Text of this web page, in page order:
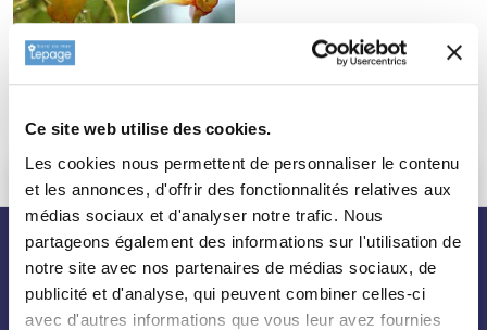
Ce site web utilise des cookies.
Les cookies nous permettent de personnaliser le contenu
et les annonces, d'offrir des fonctionnalités relatives aux
médias sociaux et d'analyser notre trafic. Nous
partageons également des informations sur l'utilisation de
notre site avec nos partenaires de médias sociaux, de
publicité et d'analyse, qui peuvent combiner celles-ci
avec d'autres informations que vous leur avez fournies
EPIMEDIUM 'Amber
Queen'
5,70 €
nos plantes